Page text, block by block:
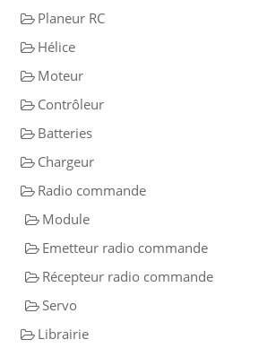
Planeur RC
Hélice
Moteur
Contrôleur
Batteries
Chargeur
Radio commande
Module
Emetteur radio commande
Récepteur radio commande
Servo
Librairie